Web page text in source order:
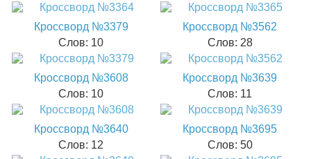
Кроссворд №3379
Слов: 10
Кроссворд №3562
Слов: 28
Кроссворд №3608
Слов: 10
Кроссворд №3639
Слов: 11
Кроссворд №3640
Слов: 12
Кроссворд №3695
Слов: 50